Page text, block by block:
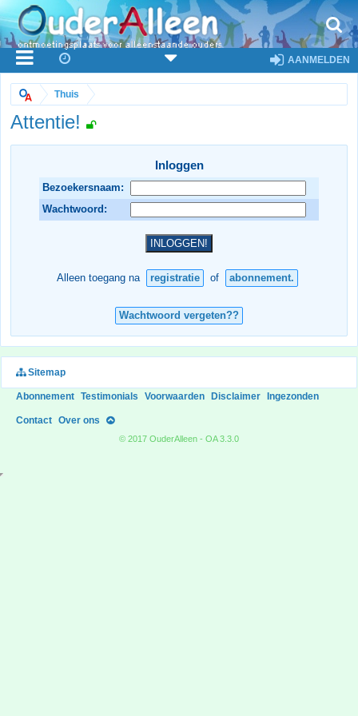
AANMELDEN
Thuis
Attentie!
Inloggen
Bezoekersnaam:
Wachtwoord:
Alleen toegang na registratie of abonnement.
Wachtwoord vergeten??
Sitemap
Abonnement Testimonials Voorwaarden Disclaimer Ingezonden
Contact Over ons
© 2017 OuderAlleen - OA 3.3.0